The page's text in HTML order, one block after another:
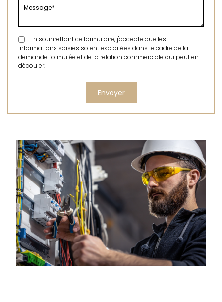
En soumettant ce formulaire, j'accepte que les
informations saisies soient exploitées dans le cadre de la
demande formulée et de la relation commerciale qui peut en
découler.